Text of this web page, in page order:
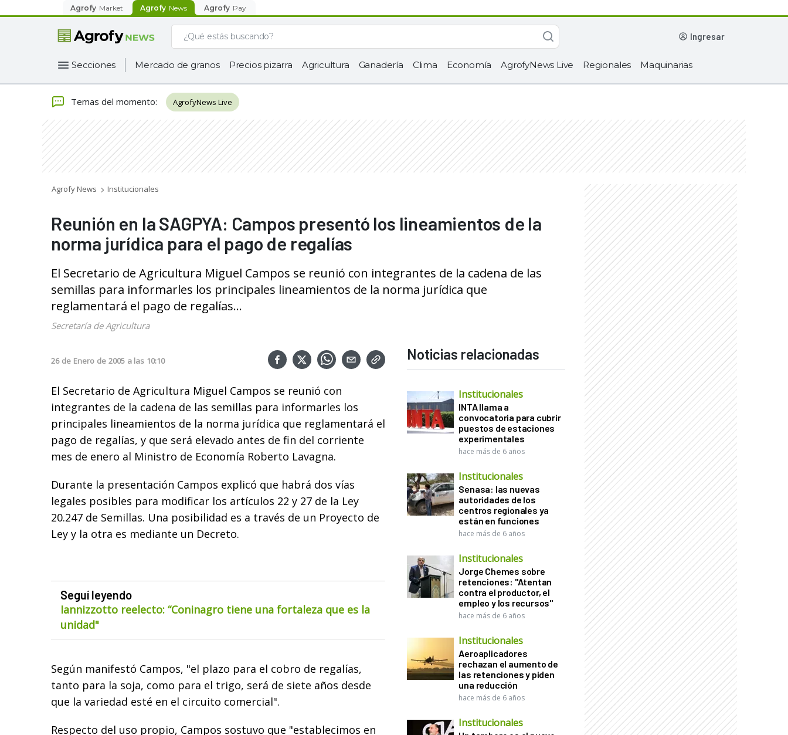
Agrofy Market Agrofy News Agrofy Pay
ingresar
Secciones Mercado de granos Precios pizarra Agricultura Ganadería Clima Economía AgrofyNews Live Regionales Maquinarias
Temas del momento: AgrofyNews Live
Agrofy News Institucionales
Reunión en la SAGPYA: Campos presentó los lineamientos de la
norma jurídica para el pago de regalías
El Secretario de Agricultura Miguel Campos se reunió con integrantes de la cadena de las
semillas para informarles los principales lineamientos de la norma jurídica que
reglamentará el pago de regalías...
Secretaría de Agricultura
26 de Enero de 2005 a las 10:10
El Secretario de Agricultura Miguel Campos se reunió con
integrantes de la cadena de las semillas para informarles los
principales lineamientos de la norma jurídica que reglamentará el
pago de regalías, y que será elevado antes de fin del corriente
mes de enero al Ministro de Economía Roberto Lavagna.
Durante la presentación Campos explicó que habrá dos vías
legales posibles para modificar los artículos 22 y 27 de la Ley
20.247 de Semillas. Una posibilidad es a través de un Proyecto de
Ley y la otra es mediante un Decreto.
Seguí leyendo
Iannizzotto reelecto: “Coninagro tiene una fortaleza que es la
unidad"
Según manifestó Campos, "el plazo para el cobro de regalías,
tanto para la soja, como para el trigo, será de siete años desde
que la variedad esté en el circuito comercial".
Respecto del uso propio, Campos sostuvo que "establecimos en
Noticias relacionadas
Institucionales
INTA llama a
convocatoria para cubrir
puestos de estaciones
experimentales
hace más de 6 años
Institucionales
Senasa: las nuevas
autoridades de los
centros regionales ya
están en funciones
hace más de 6 años
Institucionales
Jorge Chemes sobre
retenciones: "Atentan
contra el productor, el
empleo y los recursos"
hace más de 6 años
Institucionales
Aeroaplicadores
rechazan el aumento de
las retenciones y piden
una reducción
hace más de 6 años
Institucionales